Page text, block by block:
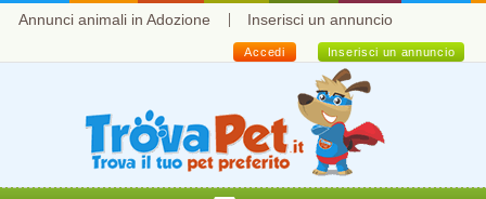
Annunci animali in Adozione Inserisci un annuncio
Inserisci un annuncio
Accedi